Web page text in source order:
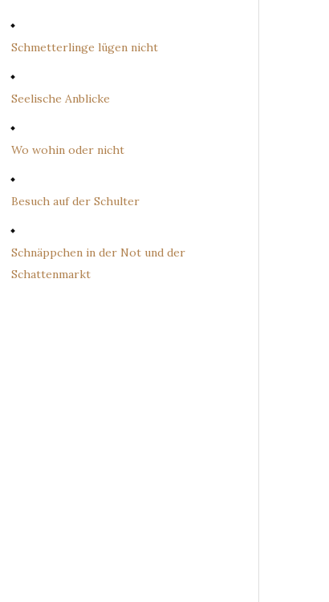
Schmetterlinge lügen nicht
Seelische Anblicke
Wo wohin oder nicht
Besuch auf der Schulter
Schnäppchen in der Not und der
Schattenmarkt